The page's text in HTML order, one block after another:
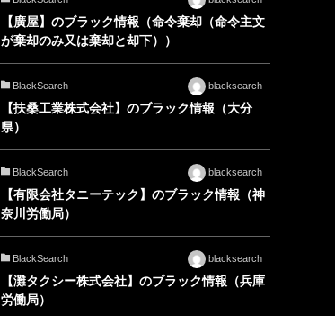
【廣屋】のブラック情報（命令棄却（命令主文
が棄却のみ又は棄却と却下））
BlackSearch blacksearch
【扶桑工業株式会社】のブラック情報（大分
県）
BlackSearch blacksearch
【有限会社タニーテック】のブラック情報（神
奈川労働局）
BlackSearch blacksearch
【灘タクシー株式会社】のブラック情報（兵庫
労働局）